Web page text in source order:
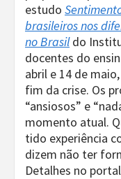
estudo
brasileiros nos
no Brasildo
docentes do
abril e 14 de
fim da crise. Os
“ansiosos” e
momento atual.
tido experiência
dizem não ter
Detalhes no portal